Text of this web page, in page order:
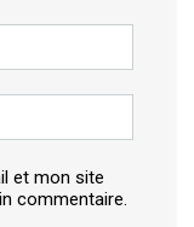
et mon site
commentaire.